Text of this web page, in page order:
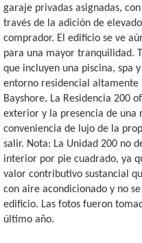
garaje privadas asignadas,
través de la adición de
comprador. El edificio se ve
para una mayor tranquilidad.
que incluyen una piscina, spa
entorno residencial altamente
Bayshore. La Residencia 200
exterior y la presencia de
conveniencia de lujo de la
salir. Nota: La Unidad 200 no
interior por pie cuadrado, ya
valor contributivo sustancial
con aire acondicionado y no
edificio. Las fotos fueron
último año.